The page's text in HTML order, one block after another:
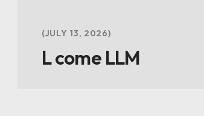
JULY 13, 2026
L come LLM